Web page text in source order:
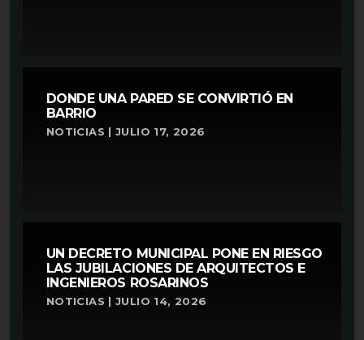
DONDE UNA PARED SE CONVIRTIÓ EN
BARRIO
NOTICIAS | JULIO 17, 2026
UN DECRETO MUNICIPAL PONE EN RIESGO
LAS JUBILACIONES DE ARQUITECTOS E
INGENIEROS ROSARINOS
NOTICIAS | JULIO 14, 2026